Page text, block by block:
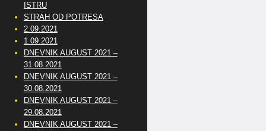
ISTRU
STRAH OD POTRESA
2.09.2021
1.09.2021
DNEVNIK AUGUST 2021 –
31.08.2021
DNEVNIK AUGUST 2021 –
30.08.2021
DNEVNIK AUGUST 2021 –
29.08.2021
DNEVNIK AUGUST 2021 –